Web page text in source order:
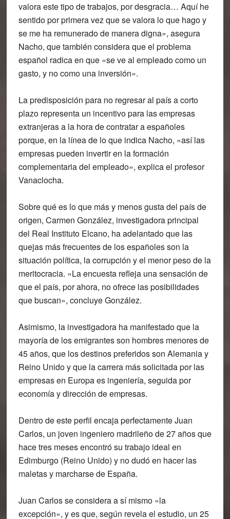
valora este tipo de trabajos, por desgracia… Aquí he
sentido por primera vez que se valora lo que hago y
se me ha remunerado de manera digna», asegura
Nacho, que también considera que el problema
español radica en que «se ve al empleado como un
gasto, y no como una inversión».
La predisposición para no regresar al país a corto
plazo representa un incentivo para las empresas
extranjeras a la hora de contratar a españoles
porque, en la línea de lo que indica Nacho, «así las
empresas pueden invertir en la formación
complementaria del empleado», explica el profesor
Vanaclocha.
Sobre qué es lo que más y menos gusta del país de
origen, Carmen González, investigadora principal
del Real Instituto Elcano, ha adelantado que las
quejas más frecuentes de los españoles son la
situación política, la corrupción y el menor peso de la
meritocracia. «La encuesta refleja una sensación de
que el país, por ahora, no ofrece las posibilidades
que buscan», concluye González.
Asimismo, la investigadora ha manifestado que la
mayoría de los emigrantes son hombres menores de
45 años, que los destinos preferidos son Alemania y
Reino Unido y que la carrera más solicitada por las
empresas en Europa es ingeniería, seguida por
economía y dirección de empresas.
Dentro de este perfil encaja perfectamente Juan
Carlos, un joven ingeniero madrileño de 27 años que
hace tres meses encontró su trabajo ideal en
Edimburgo (Reino Unido) y no dudó en hacer las
maletas y marcharse de España.
Juan Carlos se considera a sí mismo «la
excepción», y es que, según revela el estudio, un 25